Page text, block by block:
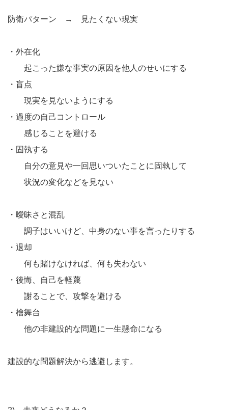
防衛パターン → 見たくない現実
・外在化
起こった嫌な事実の原因を他人のせいにする
・盲点
現実を見ないようにする
・過度の自己コントロール
感じることを避ける
・固執する
自分の意見や一回思いついたことに固執して
状況の変化などを見ない
・曖昧さと混乱
調子はいいけど、中身のない事を言ったりする
・退却
何も賭けなければ、何も失わない
・後悔、自己を軽蔑
謝ることで、攻撃を避ける
・檜舞台
他の非建設的な問題に一生懸命になる
建設的な問題解決から逃避します。